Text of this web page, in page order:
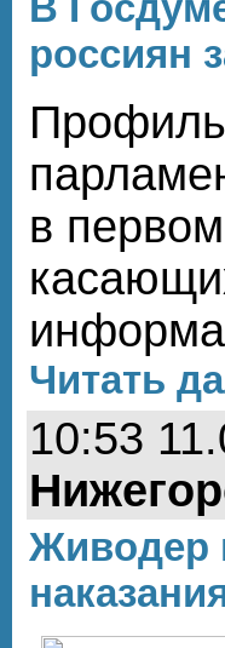
россиян
в
Читать
10:53
Живодер